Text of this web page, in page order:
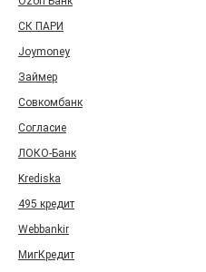
СК ПАРИ
Joymoney
Займер
Совкомбанк
Согласие
ЛОКО-Банк
Krediska
495 кредит
Webbankir
МигКредит